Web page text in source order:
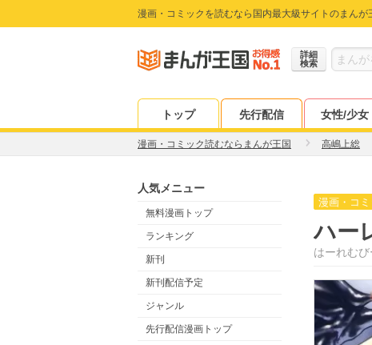
漫画・コミックを読むなら国内最大級サイトのまんが
詳細
検索
トップ 先行配信 女性/少女
漫画・コミック読むならまんが王国 高嶋上総
人気メニュー
無料漫画トップ
ランキング
新刊
新刊配信予定
ジャンル
先行配信漫画トップ
漫画・コミ
ハー
はーれむ